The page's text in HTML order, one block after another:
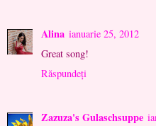
Alina ianuarie 25, 2012
Great song!
Răspundeți
Zazuza's Gulaschsuppe